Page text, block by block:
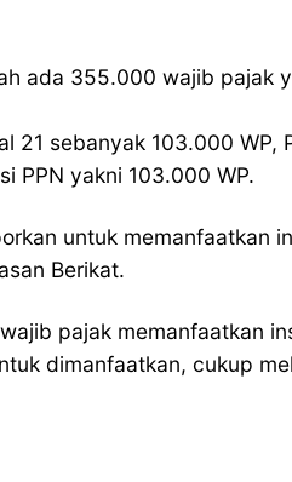
ada 355.000 wajib pajak
sebanyak 103.000 WP,
PPN yakni 103.000 WP.
untuk memanfaatkan
Berikat.
pajak memanfaatkan
dimanfaatkan, cukup